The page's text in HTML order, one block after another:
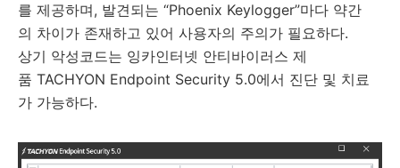
를 제공하며, 발견되는 “Phoenix Keylogger”마다 약간
의 차이가 존재하고 있어 사용자의 주의가 필요하다.
상기 악성코드는 잉카인터넷 안티바이러스 제
품 TACHYON Endpoint Security 5.0에서 진단 및 치료
가 가능하다.